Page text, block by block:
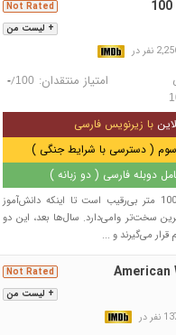
+ لیست من
Not Rated
امتیاز منتقدان: -/100
با زیرنویس فارسی
سوم ( دسترسی با شرایط جنگی )
دوبله فارسی ( دو زبانه )
"توگاشی" دونده‌ای بااستعداد، سال‌ها در مسابقات 100 متر بی‌رقیب است تا اینکه دانش‌آموز
سخت‌تر وامی‌دارد. سال‌ها بعد، این دو
می‌گیرند و ...
+ لیست من
Not Rated American